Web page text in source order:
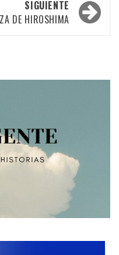
SIGUIENTE
DE HIROSHIMA